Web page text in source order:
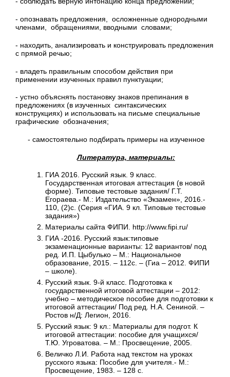
- опознавать предложения, осложненные однородными
членами, обращениями, вводными словами;
- находить, анализировать и конструировать предложения
с прямой речью;
- владеть правильным способом действия при
применении изученных правил пунктуации;
- устно объяснять постановку знаков препинания в
предложениях (в изученных синтаксических
конструкциях) и использовать на письме специальные
графические обозначения;
- самостоятельно подбирать примеры на изученное
Литература, материалы:
ГИА 2016. Русский язык. 9 класс.
Государственная итоговая аттестация (в новой
форме). Типовые тестовые задания/ Г.Т.
Егораева.- М.: Издательство «Экзамен», 2016.-
110, (2)с. (Серия «ГИА. 9 кл. Типовые тестовые
задания»)
Материалы сайта ФИПИ. http://www.fipi.ru/
ГИА -2016. Русский язык:типовые
экзаменационные варианты: 12 вариантов/ под
ред. И.П. Цыбулько – М.: Национальное
образование, 2015. – 112с. – (Гиа – 2012. ФИПИ
– школе).
Русский язык. 9-й класс. Подготовка к
государственной итоговой аттестации – 2012:
учебно – методическое пособие для подготовки к
итоговой аттестации/ Под ред. Н.А. Сениной. –
Ростов н/Д: Легион, 2016.
Русский язык: 9 кл.: Материалы для подгот. К
итоговой аттестации: пособие для учащихся/
Т.Ю. Угроватова. – М.: Просвещение, 2005.
Величко Л.И. Работа над текстом на уроках
русского языка: Пособие для учителя.- М.:
Просвещение, 1983. – 128 с.